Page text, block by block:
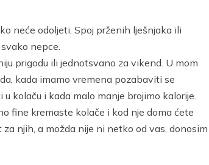
neće odoljeti. Spoj prženih lješnjaka ili
nepce.
prigodu ili jednotsvano za vikend. U mom
kada imamo vremena pozabaviti se
kolaču i kada malo manje brojimo kalorije.
fine kremaste kolače i kod nje doma ćete
njih, a možda nije ni netko od vas, donosim